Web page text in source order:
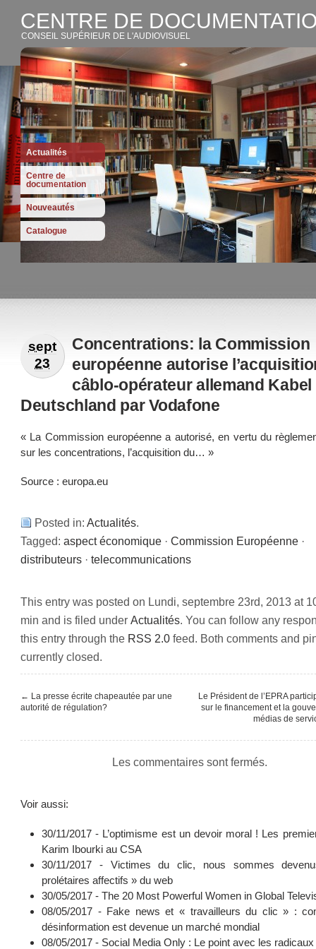
CENTRE DE
CONSEIL SUPÉRIEUR DE L'AUDIOVISUEL
Actualités
Centre de
documentation
Nouveautés
Catalogue
sept
23
Concentrations: la Commission
européenne autorise
câblo-opérateur allemand Kabel
Deutschland par Vodafone
« La Commission européenne a autorisé, en vertu du
sur les concentrations, l’acquisition du… »
Source : europa.eu
Posted in: Actualités.
Tagged: aspect économique · Commission Européenne ·
distributeurs · telecommunications
This entry was posted on Lundi, septembre 23rd, 2013 at
min and is filed under Actualités. You can follow any
this entry through the RSS 2.0 feed. Both comments and
currently closed.
← La presse écrite chapeautée par une
autorité de régulation?
Le Président de l’EPRA
sur le financement et la
médias de
Les commentaires sont fermés.
Voir aussi:
30/11/2017 - L’optimisme est un devoir moral ! Les
Karim Ibourki au CSA
30/11/2017 - Victimes du clic, nous sommes
prolétaires affectifs » du web
30/05/2017 - The 20 Most Powerful Women in Global
08/05/2017 - Fake news et « travailleurs du clic » :
désinformation est devenue un marché mondial
08/05/2017 - Social Media Only : Le point avec les radicaux